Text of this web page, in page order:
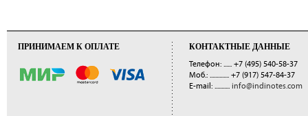
ПРИНИМАЕМ К ОПЛАТЕ КОНТАКТНЫЕ ДАННЫЕ
Телефон: ...... +7 (495) 540-58-37
Моб.: .............. +7 (917) 547-84-37
E-mail: ........... info@indinotes.com